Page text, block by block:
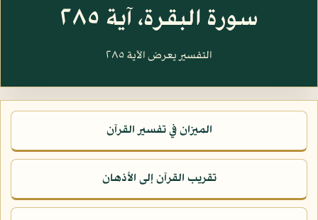
سورة البقرة، آية ٢٨٥
التفسير يعرض الآية ٢٨٥
الميزان في تفسير القرآن
تقريب القرآن إلى الأذهان